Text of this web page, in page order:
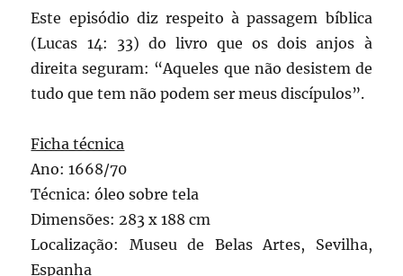
Este episódio diz respeito à passagem bíblica
(Lucas 14: 33) do livro que os dois anjos à
direita seguram: “Aqueles que não desistem de
tudo que tem não podem ser meus discípulos”.
Ficha técnica
Ano: 1668/70
Técnica: óleo sobre tela
Dimensões: 283 x 188 cm
Localização: Museu de Belas Artes, Sevilha,
Espanha